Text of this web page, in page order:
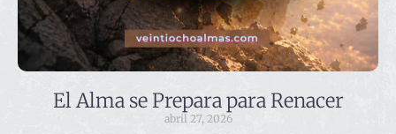
El Alma se Prepara para Renacer
abril 27, 2026